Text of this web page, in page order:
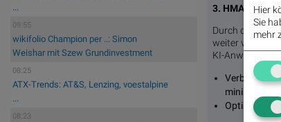
...
09:55
wikifolio Champion per ..: Simon
Weishar mit Szew Grundinvestment
08:25
ATX-Trends: AT&S, Lenzing, voestalpine
...
08:23
3. HMAX
Durch die
weiter
KI-
minimieren
Optimierung
Hier
Sie
mehr